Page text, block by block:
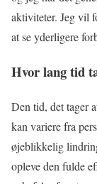
aktiviteter. Jeg vil
at se yderligere
Hvor lang tid
Den tid, det tager
kan variere fra
øjeblikkelig
opleve den fulde